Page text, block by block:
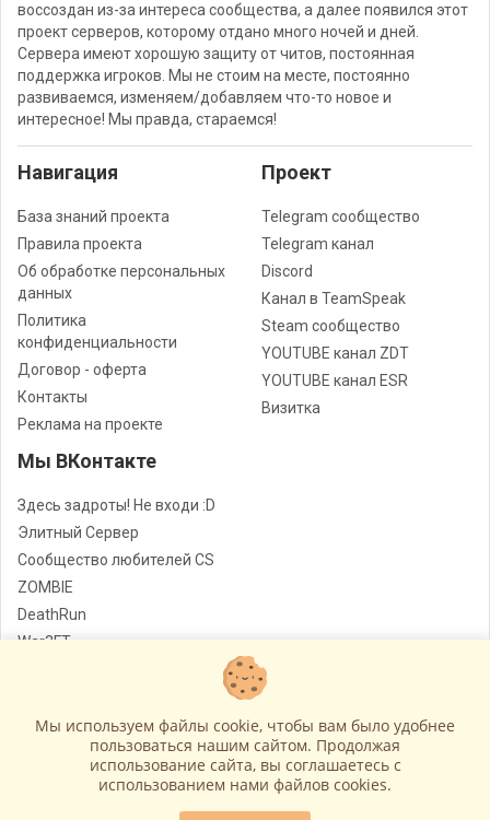
воссоздан из-за интереса сообщества, а далее появился этот
проект серверов, которому отдано много ночей и дней.
Сервера имеют хорошую защиту от читов, постоянная
поддержка игроков. Мы не стоим на месте, постоянно
развиваемся, изменяем/добавляем что-то новое и
интересное! Мы правда, стараемся!
Навигация
База знаний проекта
Правила проекта
Об обработке персональных
данных
Политика
конфиденциальности
Договор - оферта
Контакты
Реклама на проекте
Проект
Telegram сообщество
Telegram канал
Discord
Канал в TeamSpeak
Steam сообщество
YOUTUBE канал ZDT
YOUTUBE канал ESR
Визитка
Мы ВКонтакте
Здесь задроты! Не входи :D
Элитный Сервер
Сообщество любителей CS
ZOMBIE
DeathRun
War3FT
Лучшие сервера Counter - Strike © Все права защищены
Работает наGameCMS
Мы используем файлы cookie, чтобы вам было удобнее
пользоваться нашим сайтом. Продолжая
использование сайта, вы соглашаетесь c
использованием нами файлов cookies.